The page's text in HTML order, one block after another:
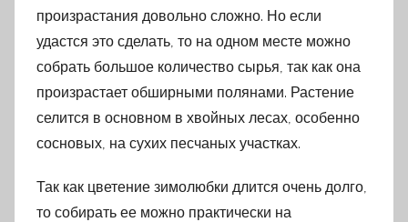
произрастания довольно сложно. Но если
удастся это сделать, то на одном месте можно
собрать большое количество сырья, так как она
произрастает обширными полянами. Растение
селится в основном в хвойных лесах, особенно
сосновых, на сухих песчаных участках.
Так как цветение зимолюбки длится очень долго,
то собирать ее можно практически на